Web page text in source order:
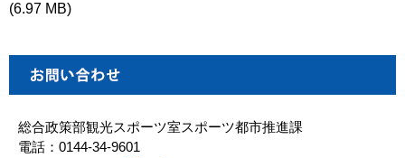
(6.97 MB)
総合政策部観光スポーツ室スポーツ都市推進課
電話：0144-34-9601